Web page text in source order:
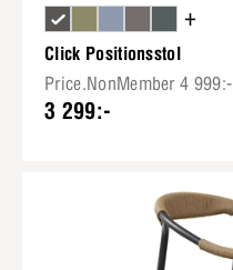
+
Click Positionsstol
Price.NonMember 4 999:-
3 299:-